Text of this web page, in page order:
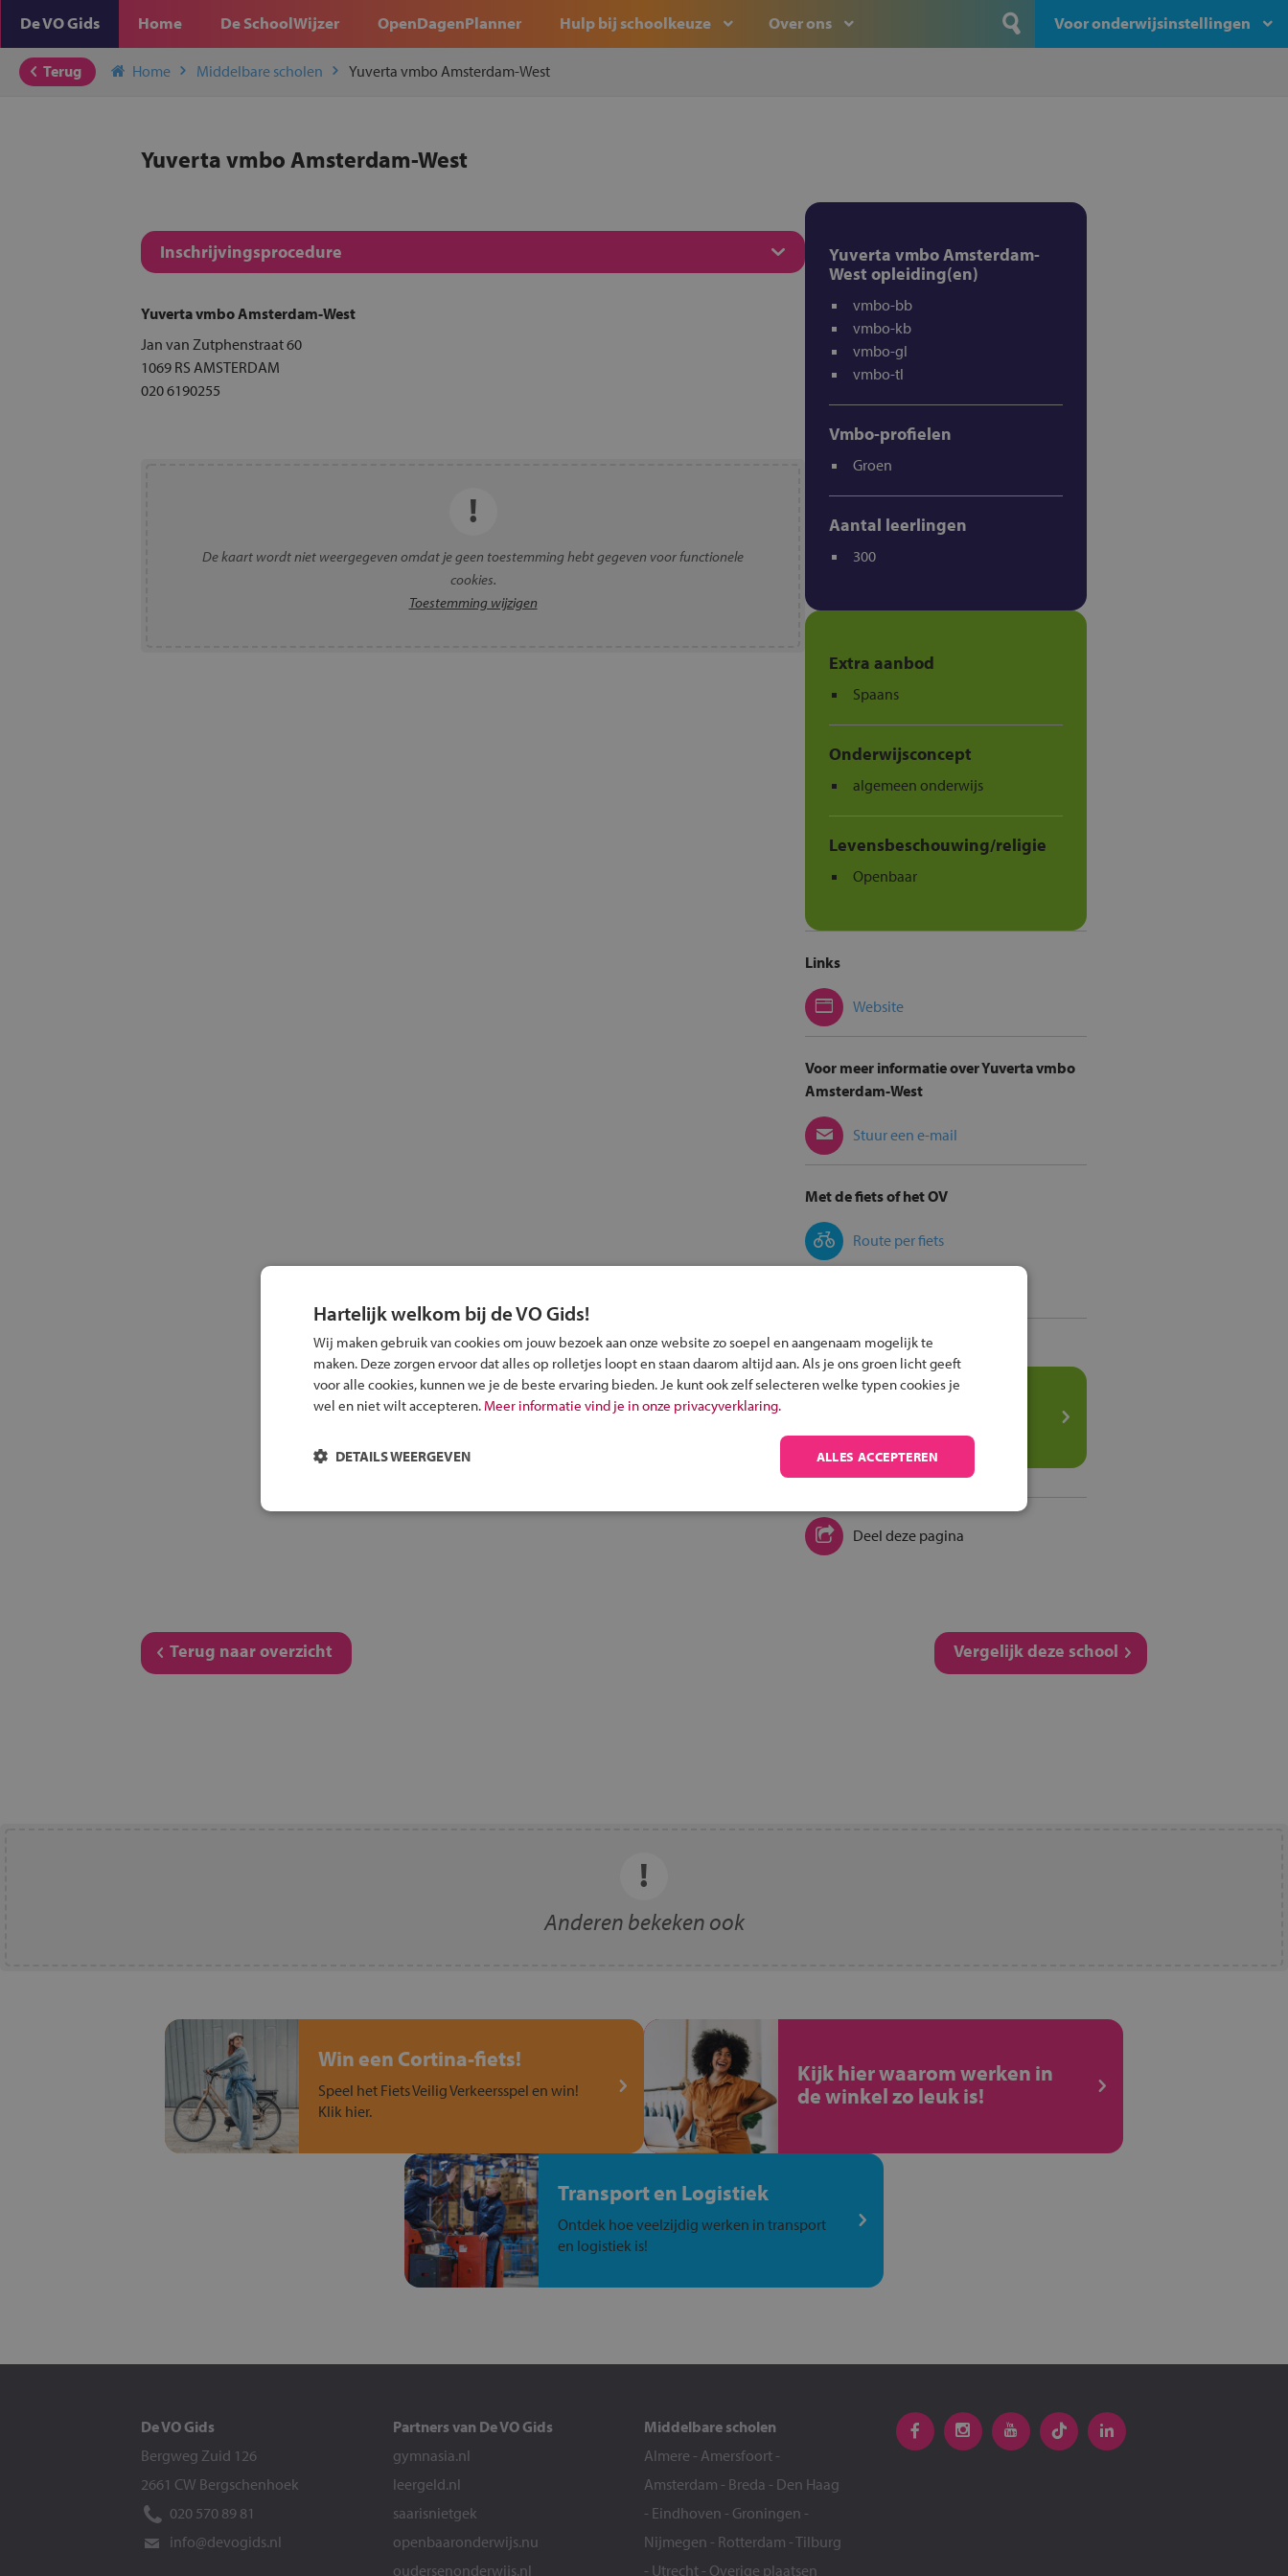
De VO Gids Home De SchoolWijzer OpenDagenPlanner Hulp bij schoolkeuze Over ons Voor onderwijsinstellingen
Terug Home Middelbare scholen Yuverta vmbo Amsterdam-West
Yuverta vmbo Amsterdam-West
Inschrijvingsprocedure
Yuverta vmbo Amsterdam-West
Jan van Zutphenstraat 60
1069 RS AMSTERDAM
020 6190255
De kaart wordt niet weergegeven omdat je geen toestemming hebt gegeven voor functionele
cookies.
Toestemming wijzigen
Yuverta vmbo Amsterdam-
West opleiding(en)
vmbo-bb
vmbo-kb
vmbo-gl
vmbo-tl
Vmbo-profielen
Groen
Aantal leerlingen
300
Extra aanbod
Spaans
Onderwijsconcept
algemeen onderwijs
Levensbeschouwing/religie
Openbaar
Links
Website
Voor meer informatie over Yuverta vmbo
Amsterdam-West
Stuur een e-mail
Met de fiets of het OV
Route per fiets
Speel het
spel
Deel deze pagina
Vergelijk deze school
Terug naar overzicht
Anderen bekeken ook
Win een Cortina-fiets!
Speel het Fiets Veilig Verkeersspel en win!
Klik hier.
Kijk hier waarom werken in
de winkel zo leuk is!
Transport en Logistiek
Ontdek hoe veelzijdig werken in transport
en logistiek is!
De VO Gids
Bergweg Zuid 126
2661 CW Bergschenhoek
020 570 89 81
info@devogids.nl
Partners van De VO Gids
gymnasia.nl
leergeld.nl
saarisnietgek
openbaaronderwijs.nu
oudersenonderwijs.nl
Middelbare scholen
Almere - Amersfoort -
Amsterdam - Breda - Den Haag
- Eindhoven - Groningen -
Nijmegen - Rotterdam -Tilburg
- Utrecht - Overige plaatsen
Hartelijk welkom bij de VO Gids!
Wij maken gebruik van cookies om jouw bezoek aan onze website zo soepel en aangenaam mogelijk te
maken. Deze zorgen ervoor dat alles op rolletjes loopt en staan daarom altijd aan. Als je ons groen licht geeft
voor alle cookies, kunnen we je de beste ervaring bieden. Je kunt ook zelf selecteren welke typen cookies je
wel en niet wilt accepteren. Meer informatie vind je in onze privacyverklaring.
ALLES ACCEPTEREN
DETAILS WEERGEVEN